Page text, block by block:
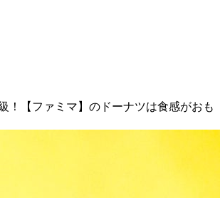
！【ファミマ】のドーナツは食感がおも